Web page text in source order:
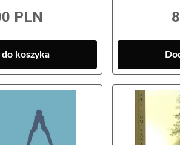
PLN
do koszyka